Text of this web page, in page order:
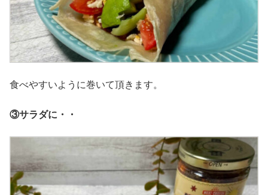
食べやすいように巻いて頂きます。
③サラダに・・